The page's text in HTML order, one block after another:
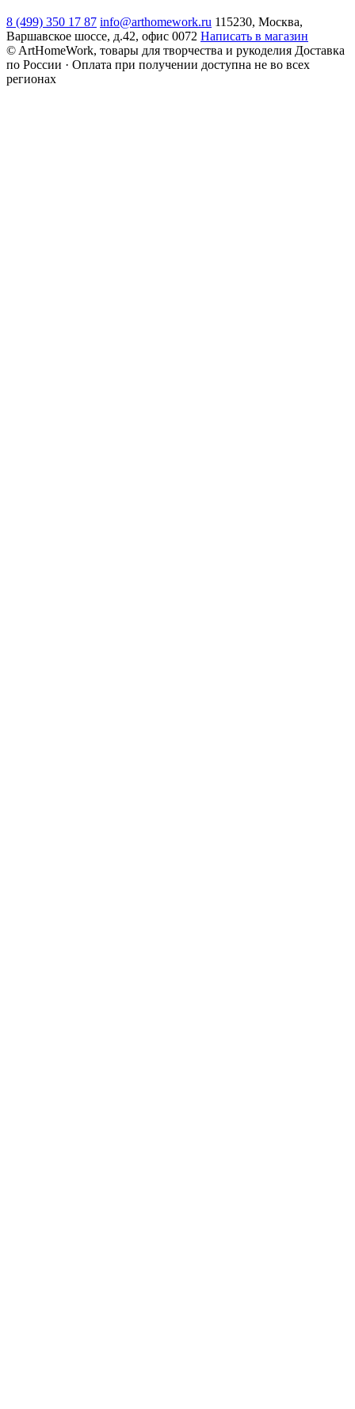
8 (499) 350 17 87 info@arthomework.ru 115230, Москва,
Варшавское шоссе, д.42, офис 0072 Написать в магазин
© ArtHomeWork, товары для творчества и рукоделия Доставка
по России · Оплата при получении доступна не во всех
регионах